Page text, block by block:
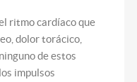
ritmo cardíaco que
dolor torácico,
de estos
impulsos